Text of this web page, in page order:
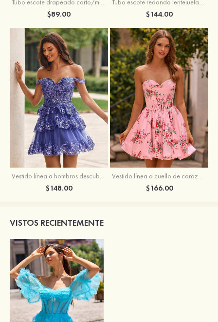
Tubo escote drapeado corto/mini tela charmeuse vestido para homecoming
$89.00
Tubo escote redondo lentejuelas corto vestido para homecoming
$144.00
Vestido línea a hombros descubiertos tul corto/mini vestido para homecoming
$148.00
Vestido línea a cuello de corazón satén corto vestido para homecoming
$166.00
VISTOS RECIENTEMENTE